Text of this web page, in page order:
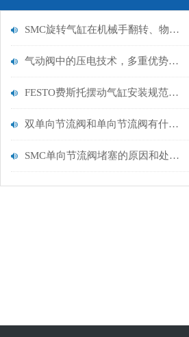
SMC旋转气缸在机械手翻转、物料分度及夹具回转机构中的典型应用
气动阀中的压电技术，多重优势的未来技术
FESTO费斯托摆动气缸安装规范：气路连接、负载安装平衡与安全防护设置要点
双单向节流阀和单向节流阀有什么区别？
SMC单向节流阀堵塞的原因和处理措施